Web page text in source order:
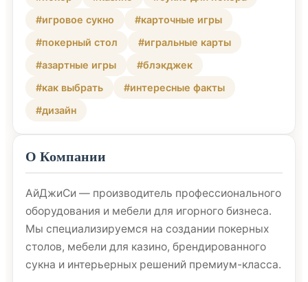
#игровое сукно
#карточные игры
#покерный стол
#игральные карты
#азартные игры
#блэкджек
#как выбрать
#интересные факты
#дизайн
О Компании
АйДжиСи — производитель профессионального
оборудования и мебели для игорного бизнеса.
Мы специализируемся на создании покерных
столов, мебели для казино, брендированного
сукна и интерьерных решений премиум-класса.